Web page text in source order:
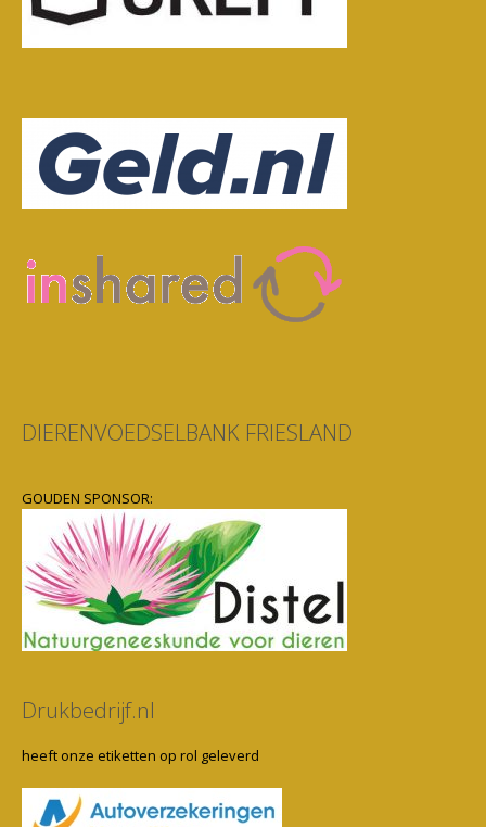
DIERENVOEDSELBANK FRIESLAND
GOUDEN SPONSOR:
Drukbedrijf.nl
heeft onze etiketten op rol geleverd